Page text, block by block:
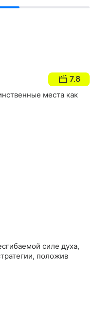
7.8
места как
силе духа,
положив